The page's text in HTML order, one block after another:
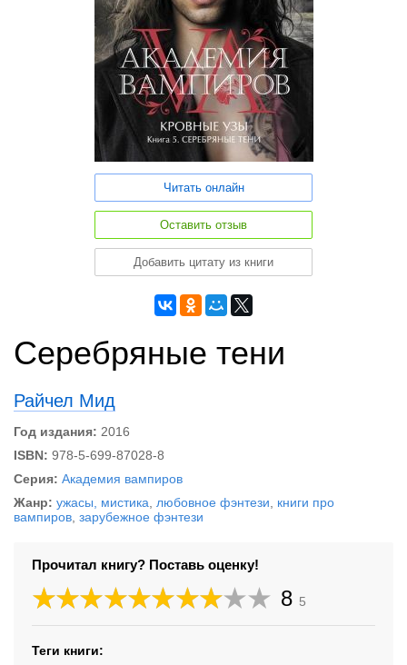
Читать онлайн
Оставить отзыв
Добавить цитату из книги
Серебряные тени
Райчел Мид
Год издания: 2016
ISBN: 978-5-699-87028-8
Серия: Академия вампиров
Жанр: ужасы, мистика любовное фэнтези
книги про
вампиров зарубежное фэнтези
Прочитал книгу? Поставь оценку!
8 5
Теги книги: